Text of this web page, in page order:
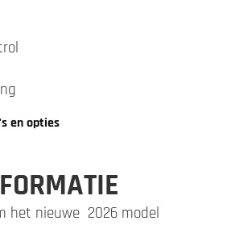
en opties
het nieuwe 2026 model